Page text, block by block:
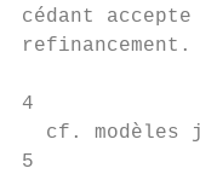
cédant
4
cf. modèles
5